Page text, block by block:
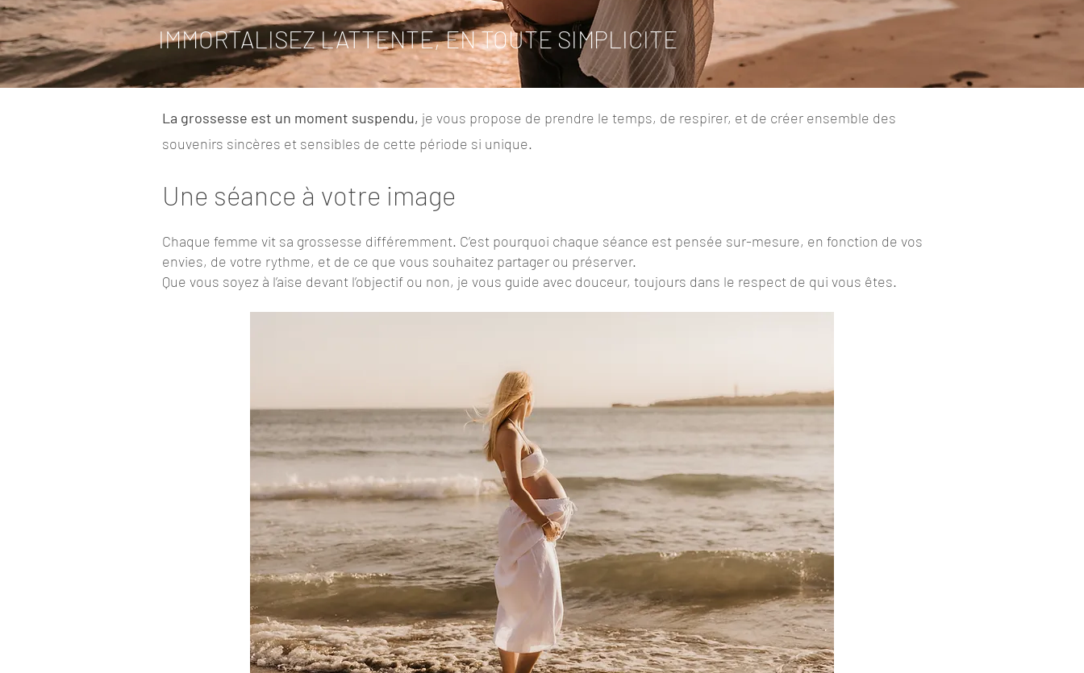
IMMORTALISEZ L’ATTENTE, EN TOUTE SIMPLICITE
La grossesse est un moment suspendu, je vous propose de prendre le temps, de respirer, et de créer ensemble des
souvenirs sincères et sensibles de cette période si unique.
Une séance à votre image
Chaque femme vit sa grossesse différemment. C’est pourquoi chaque séance est pensée sur-mesure, en fonction de vos
envies, de votre rythme, et de ce que vous souhaitez partager ou préserver.
Que vous soyez à l’aise devant l’objectif ou non, je vous guide avec douceur, toujours dans le respect de qui vous êtes.